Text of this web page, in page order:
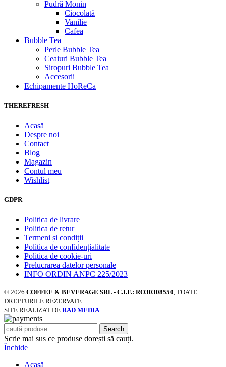
Pudră Monin
Ciocolată
Vanilie
Cafea
Bubble Tea
Perle Bubble Tea
Ceaiuri Bubble Tea
Siropuri Bubble Tea
Accesorii
Echipamente HoReCa
THEREFRESH
Acasă
Despre noi
Contact
Blog
Magazin
Contul meu
Wishlist
GDPR
Politica de livrare
Politica de retur
Termeni și condiții
Politica de confidențialitate
Politica de cookie-uri
Prelucrarea datelor personale
INFO ORDIN ANPC 225/2023
© 2026 COFFEE & BEVERAGE SRL - C.I.F.: RO30308550, TOATE
DREPTURILE REZERVATE.
SITE REALIZAT DE RAD MEDIA.
Search
Scrie mai sus ce produse dorești să cauți.
Închide
Acasă